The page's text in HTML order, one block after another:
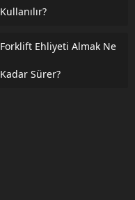
Kullanılır?
Forklift Ehliyeti Almak Ne
Kadar Sürer?